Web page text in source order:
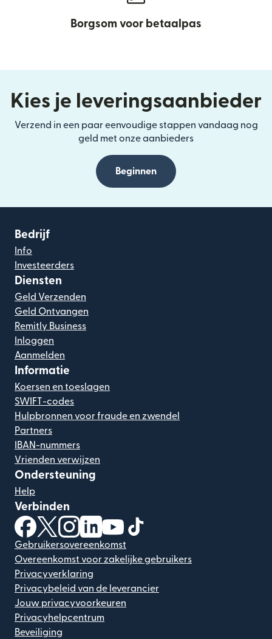
Borgsom voor betaalpas
Kies je leveringsaanbieder
Verzend in een paar eenvoudige stappen vandaag nog
geld met onze aanbieders
Beginnen
Bedrijf
Info
Investeerders
Diensten
Geld Verzenden
Geld Ontvangen
Remitly Business
Inloggen
Aanmelden
Informatie
Koersen en toeslagen
SWIFT-codes
Hulpbronnen voor fraude en zwendel
Partners
IBAN-nummers
Vrienden verwijzen
Ondersteuning
Help
Verbinden
(wordt geopend in een nieuw venster)
(wordt geopend in een nieuw venster)
(wordt geopend in een nieuw venster)
(wordt geopend in een nieuw venster)
(wordt geopend in een nieuw
Gebruikersovereenkomst
Overeenkomst voor zakelijke gebruikers
Privacyverklaring
Privacybeleid van de leverancier
Jouw privacyvoorkeuren
Privacyhelpcentrum
Beveiliging